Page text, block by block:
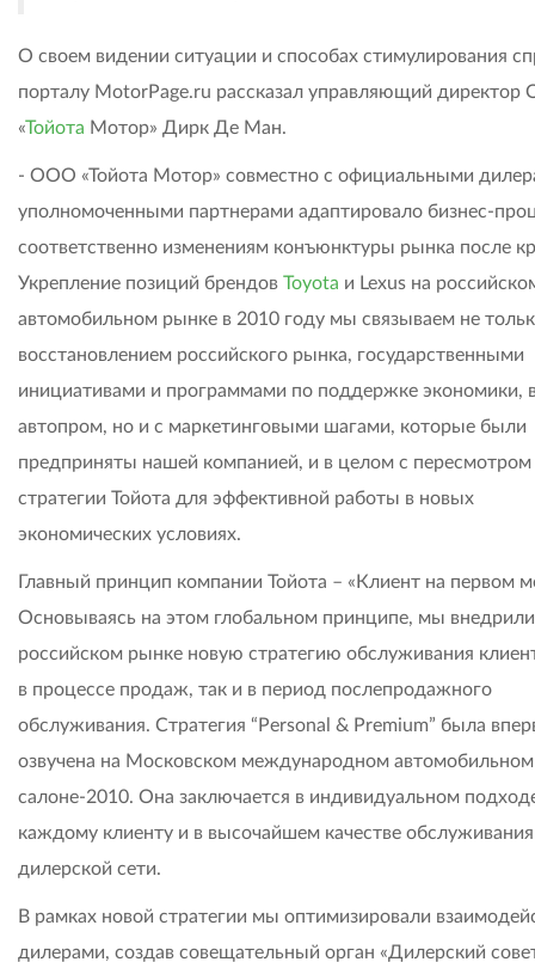
О своем видении ситуации и способах стимулирования
порталу MotorPage.ru рассказал управляющий
«Тойота Мотор» Дирк Де Ман.
- ООО «Тойота Мотор» совместно с официальными
уполномоченными партнерами адаптировало бизнес-
соответственно изменениям конъюнктуры рынка после
Укрепление позиций брендов Toyota и Lexus на
автомобильном рынке в 2010 году мы связываем не
восстановлением российского рынка, государственными
инициативами и программами по поддержке экономики,
автопром, но и с маркетинговыми шагами, которые были
предприняты нашей компанией, и в целом с пересмотром
стратегии Тойота для эффективной работы в новых
экономических условиях.
Главный принцип компании Тойота – «Клиент на первом
Основываясь на этом глобальном принципе, мы
российском рынке новую стратегию обслуживания
в процессе продаж, так и в период послепродажного
обслуживания. Стратегия “Personal & Premium” была
озвучена на Московском международном автомобильном
салоне-2010. Она заключается в индивидуальном
каждому клиенту и в высочайшем качестве
дилерской сети.
В рамках новой стратегии мы оптимизировали
дилерами, создав совещательный орган «Дилерский